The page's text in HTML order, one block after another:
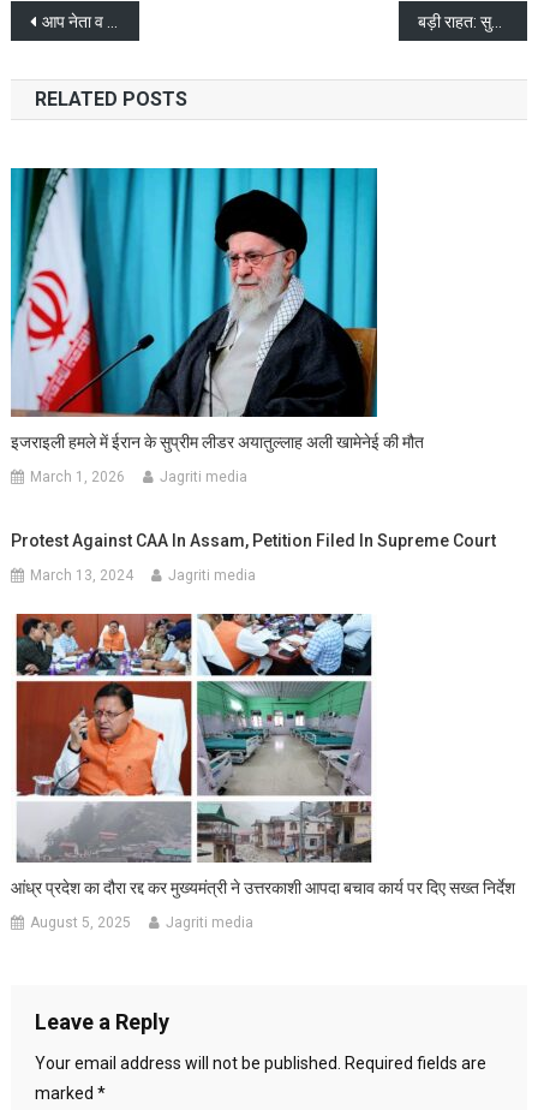
Post
navigation
आप नेता व मंत्री आतिशी का भाजपा पर बड़ा आरोप, भाजपा ने दिया जवाब बड़ी राहत: सुप्रीम कोर्ट से आप नेता संजय सिंह को मिली जमानत
RELATED POSTS
इजराइली हमले में ईरान के सुप्रीम लीडर अयातुल्लाह अली खामेनेई की मौत
March 1, 2026 Jagriti media
Protest Against CAA In Assam, Petition Filed In Supreme Court
March 13, 2024 Jagriti media
आंध्र प्रदेश का दौरा रद्द कर मुख्यमंत्री ने उत्तरकाशी आपदा बचाव कार्य पर दिए सख्त निर्देश
August 5, 2025 Jagriti media
Leave a Reply
Your email address will not be published. Required fields are
marked *